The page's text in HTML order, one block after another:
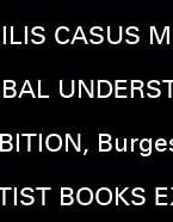
CASUS